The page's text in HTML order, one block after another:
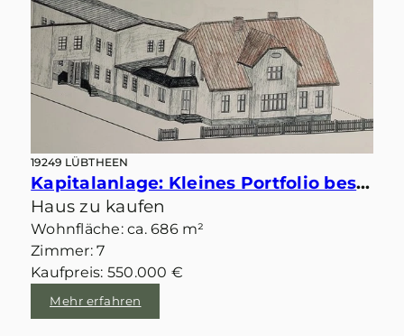
19249 LÜBTHEEN
Kapitalanlage: Kleines Portfolio bestehend aus 2 Mehrfamilienhäusern und Baugrundstück in Lübtheen
Haus zu kaufen
Wohnfläche: ca. 686 m²
Zimmer: 7
Kaufpreis: 550.000 €
Mehr erfahren